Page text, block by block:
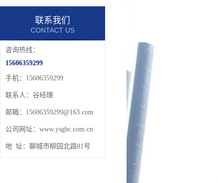
联系我们
CONTACT US
咨询热线：
15606359299
手机：15606359299
联系人：谷经理
邮箱：15606359299@163.com
公司网址：www.ysgbc.com.cn
地 址：聊城市柳园北路81号